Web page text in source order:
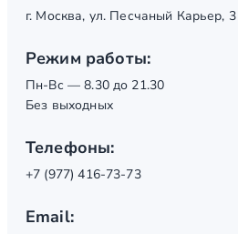
г. Москва, ул. Песчаный Карьер, 3
Режим работы:
Пн-Вс — 8.30 до 21.30
Без выходных
Телефоны:
+7 (977) 416-73-73
Email: